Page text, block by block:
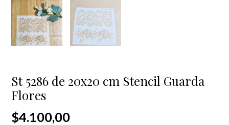
St 5286 de 20x20 cm Stencil Guarda
Flores
$4.100,00